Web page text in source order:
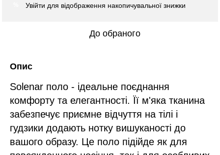
Увійти для відображення накопичувальної знижки
До обраного
Опис
Solenar поло - ідеальне поєднання
комфорту та елегантності. Її м'яка тканина
забезпечує приємне відчуття на тілі і
гудзики додають нотку вишуканості до
вашого образу. Це поло підійде як для